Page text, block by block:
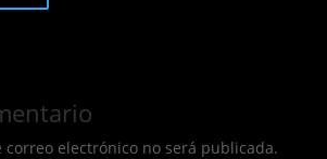
correo electrónico no será publicada.